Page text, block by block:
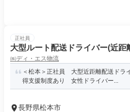
正社員
大型ルート配送ドライバー(近距
㈱ディ・エス物流
＜松本＞正社員 大型近距離配送ド
得支援制度あり 女性ドライバー...
長野県松本市